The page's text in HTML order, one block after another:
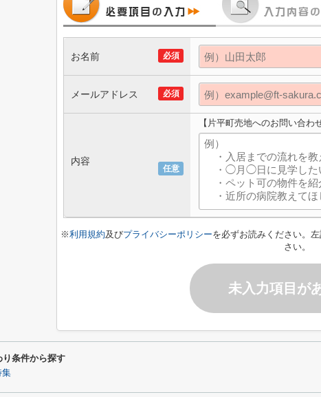
必須
お名前
必須
メールアドレス
任意
内容
【片平町売地へのお問い合わせ
※利用規約及びプライバシーポリシーを必ずお読みください。
さい。
未入力項目が
り条件から探す
集